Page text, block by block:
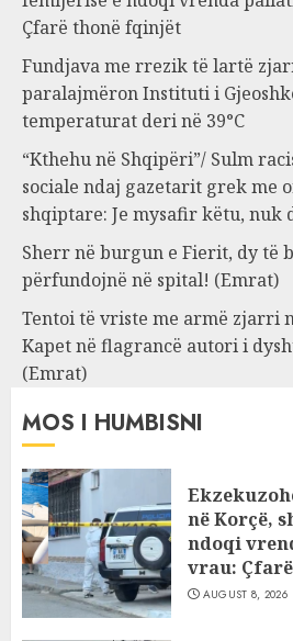
Çfarë thonë fqinjët
Fundjava me rrezik të lartë
paralajmëron Instituti i
temperaturat deri në 39°C
“Kthehu në Shqipëri”/ Sulm
sociale ndaj gazetarit grek me
shqiptare: Je mysafir këtu, nuk
Sherr në burgun e Fierit, dy të
përfundojnë në spital! (Emrat)
Tentoi të vriste me armë zjarri
Kapet në flagrancë autori i
(Emrat)
MOS I HUMBISNI
në Korçë,
ndoqi
vrau:
AUGUST 8, 2026